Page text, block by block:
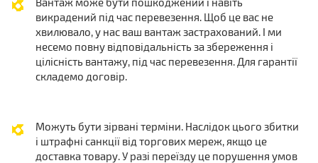
викрадений під час перевезення. Щоб це вас не
хвилювало, у нас ваш вантаж застрахований. І ми
несемо повну відповідальність за збереження і
цілісність вантажу, під час перевезення. Для гарантії
складемо договір.
Можуть бути зірвані терміни. Наслідок цього збитки
і штрафні санкції від торгових мереж, якщо це
доставка товару. У разі переїзду це порушення умов